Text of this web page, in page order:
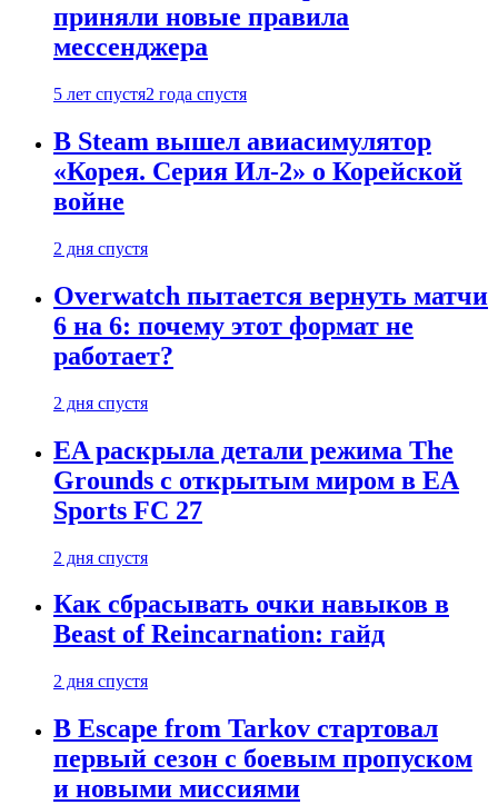
приняли новые правила
мессенджера
5 лет спустя2 года спустя
В Steam вышел авиасимулятор
«Корея. Серия Ил-2» о Корейской
войне
2 дня спустя
Overwatch пытается вернуть матчи
6 на 6: почему этот формат не
работает?
2 дня спустя
EA раскрыла детали режима The
Grounds с открытым миром в EA
Sports FC 27
2 дня спустя
Как сбрасывать очки навыков в
Beast of Reincarnation: гайд
2 дня спустя
В Escape from Tarkov стартовал
первый сезон с боевым пропуском
и новыми миссиями